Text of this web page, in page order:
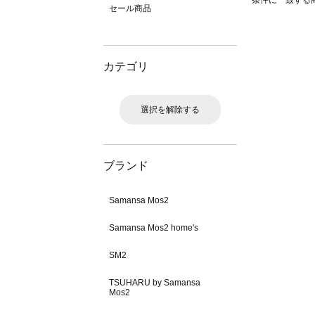
セール商品
カテゴリ
選択を解除する
ブランド
Samansa Mos2
Samansa Mos2 home's
SM2
TSUHARU by Samansa
Mos2